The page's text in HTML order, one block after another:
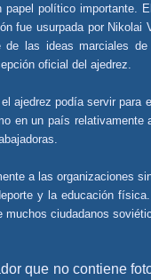
papel político importante.
fue usurpada por
de las ideas marciales
oficial del ajedrez.
ajedrez podía servir
en un país
a las organizaciones
y la educación
muchos ciudadanos
que no contiene